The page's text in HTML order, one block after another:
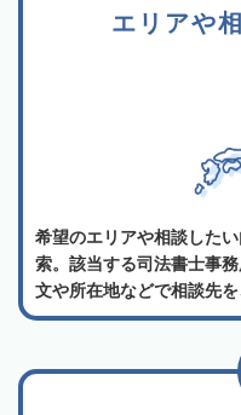
エリアや
希望のエリアや相談した
索。該当する司法書士事
文や所在地などで相談先を